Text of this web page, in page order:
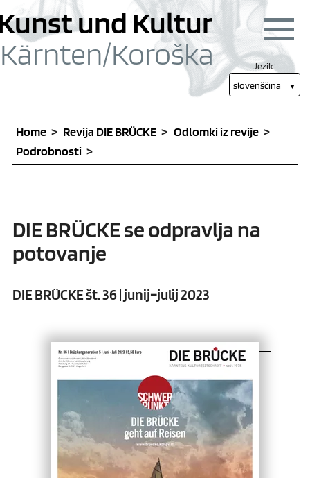
Skoči na vsebino [1] Skoči na glavni meni
und Kultur
Kärnten/Koroška
Jezik:
slovenščina
Home Revija DIE BRÜCKE
Odlomki iz revije
Podrobnosti
DIE BRÜCKE se odpravlja na
potovanje
DIE BRÜCKE št. 36 | junij–julij 2023